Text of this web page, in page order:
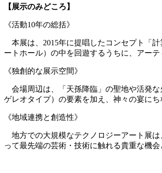
【展示のみどころ】
《活動10年の総括》
本展は、2015年に提唱したコンセプト「
ートホール）の中を回遊するうちに、アー
《独創的な展示空間》
会場周辺は、「天孫降臨」の聖地や活発
ゲレオタイプ）の要素を加え、神々の宴に
《地域連携と創造性》
地方での大規模なテクノロジーアート展
って最先端の芸術・技術に触れる貴重な機